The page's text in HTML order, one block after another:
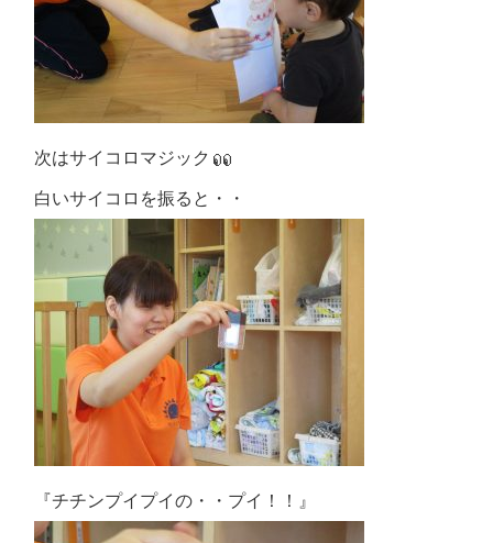
次はサイコロマジック
白いサイコロを振ると・・
『チチンプイプイの・・プイ！！』